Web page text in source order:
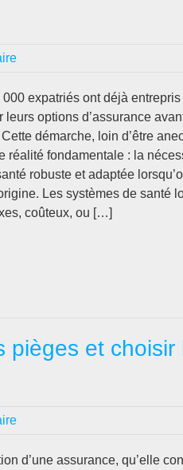
000 expatriés ont déjà
leurs options d’assurance
Cette démarche, loin d’être
réalité fondamentale : la
robuste et adaptée
Les systèmes de santé
coûteux, ou […]
pièges et choisir
d’une assurance, qu’elle